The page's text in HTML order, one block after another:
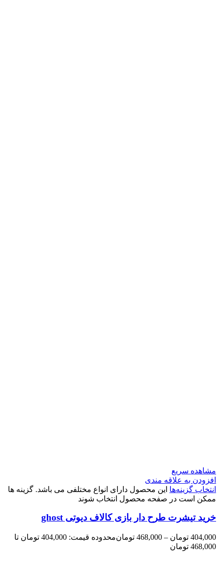
مشاهده سریع
افزودن به علاقه مندی
انتخاب گزینه‌ها این محصول دارای انواع مختلفی می باشد. گزینه ها
ممکن است در صفحه محصول انتخاب شوند
خرید تیشرت طرح دار بازی کالاف دیوتی ghost
404,000 تومان –
468,000 تومان
محدوده قیمت: 404,000 تومان تا
468,000 تومان